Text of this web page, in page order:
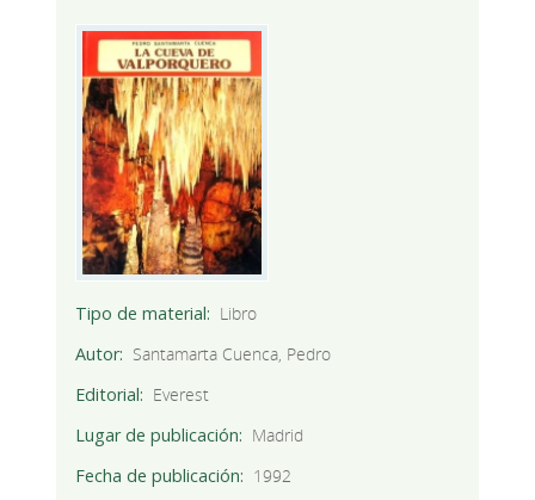
Tipo de material
Libro
Autor
Santamarta Cuenca, Pedro
Editorial
Everest
Lugar de publicación
Madrid
Fecha de publicación
1992